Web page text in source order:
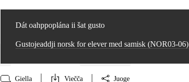
Dát oahppoplána ii šat gusto
Gustojeaddji norsk for elever med samisk (NOR03‑06)
Giella Viečča Juoge